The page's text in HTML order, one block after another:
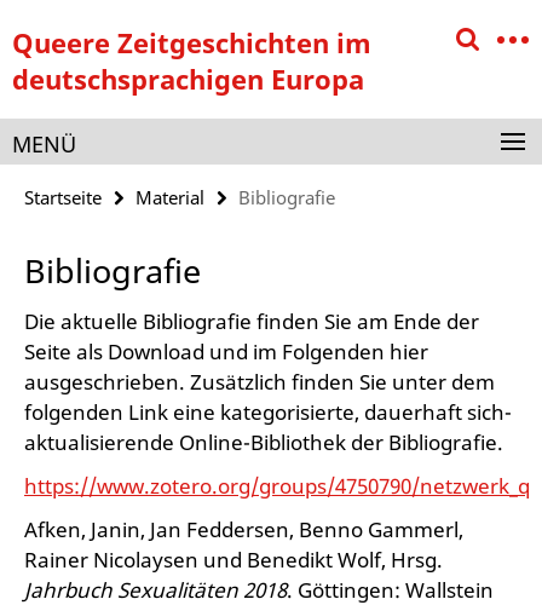
direkt
zu
Queere Zeitgeschichten im
deutschsprachigen Europa
Service-
Navigation
MENÜ
Startseite Material Bibliografie
Bibliografie
Die aktuelle Bibliografie finden Sie am Ende der
Seite als Download und im Folgenden hier
ausgeschrieben. Zusätzlich finden Sie unter dem
folgenden Link eine kategorisierte, dauerhaft sich-
aktualisierende Online-Bibliothek der Bibliografie.
https://www.zotero.org/groups/4750790/
Afken, Janin, Jan Feddersen, Benno Gammerl,
Rainer Nicolaysen und Benedikt Wolf, Hrsg.
Jahrbuch Sexualitäten 2018. Göttingen: Wallstein